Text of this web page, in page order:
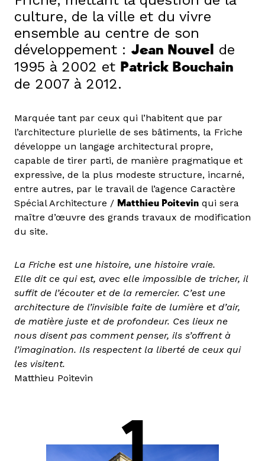
culture, de la ville et du vivre
ensemble au centre de son
développement : Jean Nouvel de
1995 à 2002 et Patrick Bouchain
de 2007 à 2012.
Marquée tant par ceux qui l’habitent que par
l’architecture plurielle de ses bâtiments, la Friche
développe un langage architectural propre,
capable de tirer parti, de manière pragmatique et
expressive, de la plus modeste structure, incarné,
entre autres, par le travail de l’agence Caractère
Spécial Architecture / Matthieu Poitevin qui sera
maître d’œuvre des grands travaux de modification
du site.
La Friche est une histoire, une histoire vraie.
Elle dit ce qui est, avec elle impossible de tricher, il
suffit de l’écouter et de la remercier. C’est une
architecture de l’invisible faite de lumière et d’air,
de matière juste et de profondeur. Ces lieux ne
nous disent pas comment penser, ils s’offrent à
l’imagination. Ils respectent la liberté de ceux qui
les visitent.
Matthieu Poitevin
1